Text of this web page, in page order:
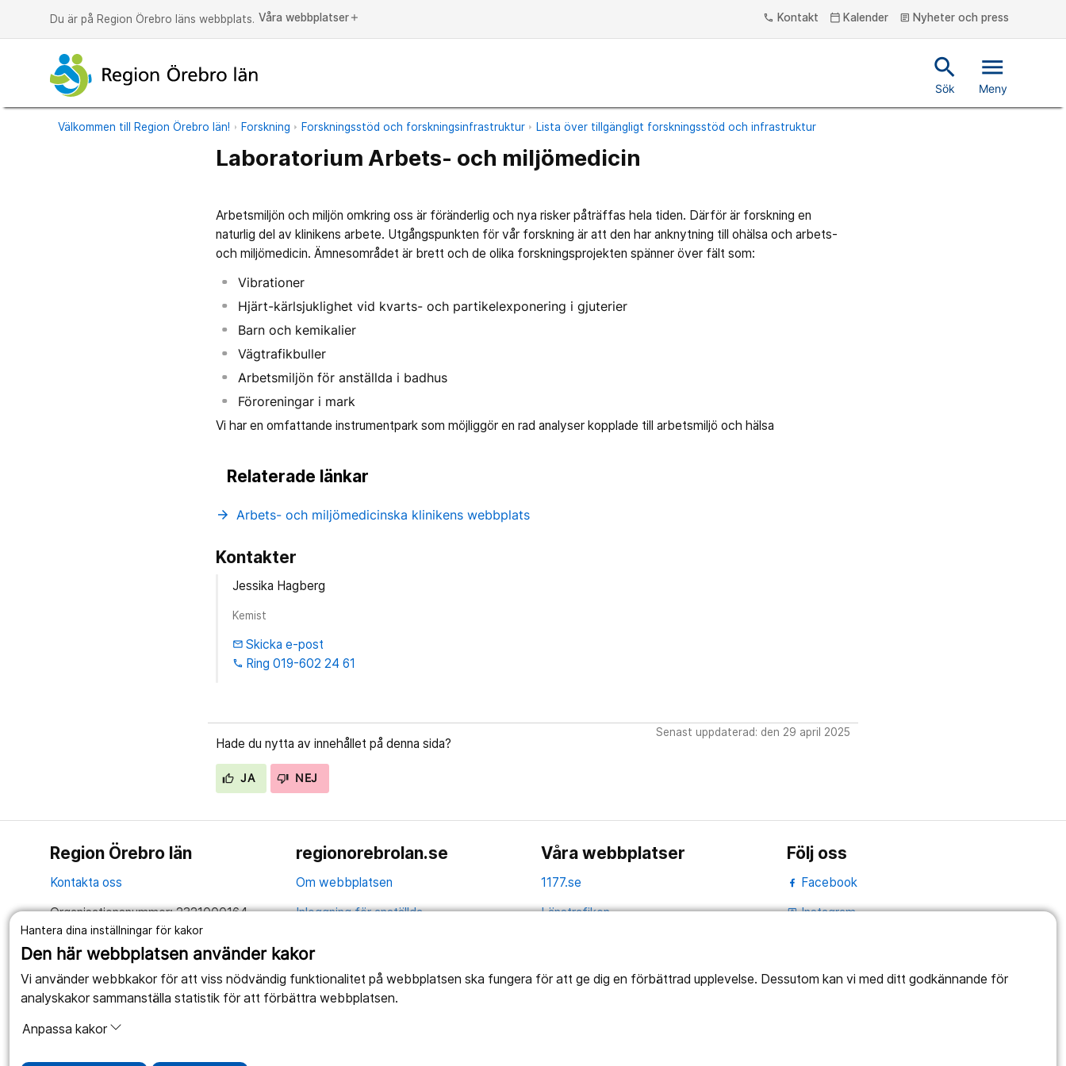
Hantera dina inställningar för kakor
Den här webbplatsen använder kakor
Vi använder webbkakor för att viss nödvändig funktionalitet på webbplatsen ska fungera för att ge dig en förbättrad upplevelse. Dessutom kan vi med ditt godkännande för
analyskakor sammanställa statistik för att förbättra webbplatsen.
Anpassa kakor
Du är på Region Örebro läns webbplats. Våra webbplatser add phone Kontakt calendar_today Kalender article Nyheter och press
search
Sök
menu
Meny
Välkommen till Region Örebro län! Forskning Forskningsstöd och forskningsinfrastruktur Lista över tillgängligt forskningsstöd och infrastruktur
Laboratorium Arbets- och miljömedicin
Arbetsmiljön och miljön omkring oss är föränderlig och nya risker påträffas hela tiden. Därför är forskning en
naturlig del av klinikens arbete. Utgångspunkten för vår forskning är att den har anknytning till ohälsa och arbets-
och miljömedicin. Ämnesområdet är brett och de olika forskningsprojekten spänner över fält som:
Vibrationer
Hjärt-kärlsjuklighet vid kvarts- och partikelexponering i gjuterier
Barn och kemikalier
Vägtrafikbuller
Arbetsmiljön för anställda i badhus
Föroreningar i mark
Vi har en omfattande instrumentpark som möjliggör en rad analyser kopplade till arbetsmiljö och hälsa
Relaterade länkar
arrow_forward Arbets- och miljömedicinska klinikens webbplats
Kontakter
Jessika Hagberg
Kemist
email Skicka e-post
phone Ring 019-602 24 61
Hade du nytta av innehållet på denna sida?
JA NEJ
Senast uppdaterad: den 29 april 2025
Region Örebro län
Kontakta oss
Organisationsnummer: 2321000164
regionorebrolan.se
Om webbplatsen
Inloggning för anställda
Anslagstavla
Tillgänglighetsredogörelse
Våra webbplatser
1177.se
Länstrafiken
Utveckling
Följ oss
Facebook
portraitInstagram